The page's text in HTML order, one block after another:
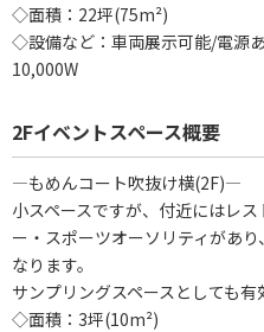
◇面積：22坪(75m²)
◇設備など：車両展示可能/電源
10,000W
2Fイベントスペース概要
―もめんコート吹抜け横(2F)―
小スペースですが、付近にはレ
ー・スポーツオーソリティがあ
なります。
サンプリングスペースとしても有
◇面積：3坪(10m²)